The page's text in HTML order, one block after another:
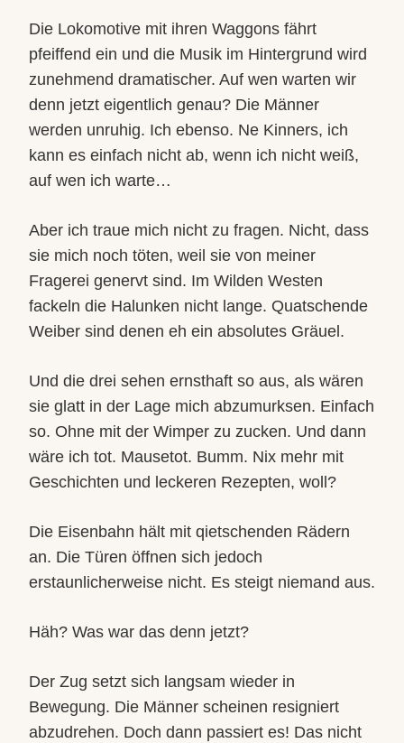
Die Lokomotive mit ihren Waggons fährt
pfeiffend ein und die Musik im Hintergrund wird
zunehmend dramatischer. Auf wen warten wir
denn jetzt eigentlich genau? Die Männer
werden unruhig. Ich ebenso. Ne Kinners, ich
kann es einfach nicht ab, wenn ich nicht weiß,
auf wen ich warte…
Aber ich traue mich nicht zu fragen. Nicht, dass
sie mich noch töten, weil sie von meiner
Fragerei genervt sind. Im Wilden Westen
fackeln die Halunken nicht lange. Quatschende
Weiber sind denen eh ein absolutes Gräuel.
Und die drei sehen ernsthaft so aus, als wären
sie glatt in der Lage mich abzumurksen. Einfach
so. Ohne mit der Wimper zu zucken. Und dann
wäre ich tot. Mausetot. Bumm. Nix mehr mit
Geschichten und leckeren Rezepten, woll?
Die Eisenbahn hält mit qietschenden Rädern
an. Die Türen öffnen sich jedoch
erstaunlicherweise nicht. Es steigt niemand aus.
Häh? Was war das denn jetzt?
Der Zug setzt sich langsam wieder in
Bewegung. Die Männer scheinen resigniert
abzudrehen. Doch dann passiert es! Das nicht